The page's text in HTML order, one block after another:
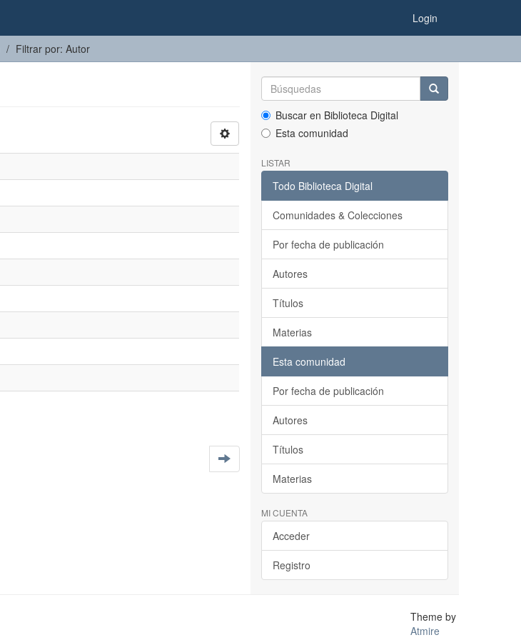
Login
Filtrar por: Autor
Buscar en Biblioteca Digital
Esta comunidad
LISTAR
Todo Biblioteca Digital
Comunidades & Colecciones
Por fecha de publicación
Autores
Títulos
Materias
Esta comunidad
Por fecha de publicación
Autores
Títulos
Materias
MI CUENTA
Acceder
Registro
Theme by
Atmire